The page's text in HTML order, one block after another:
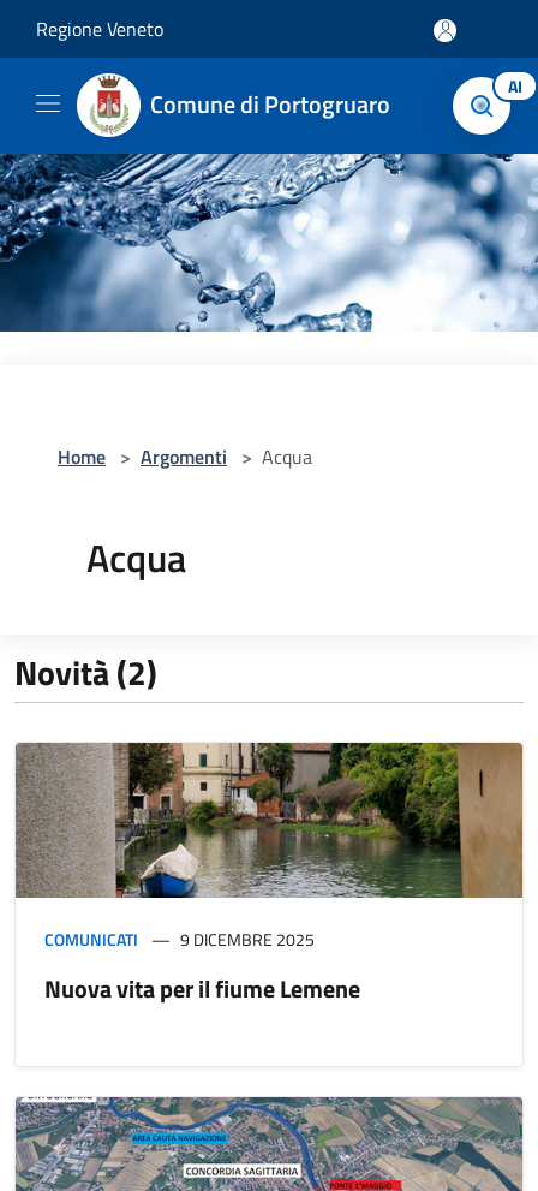
Regione Veneto
Comune di Portogruaro AI
Home > Argomenti > Acqua
Acqua
Novità (2)
COMUNICATI 9 DICEMBRE 2025
Nuova vita per il fiume Lemene